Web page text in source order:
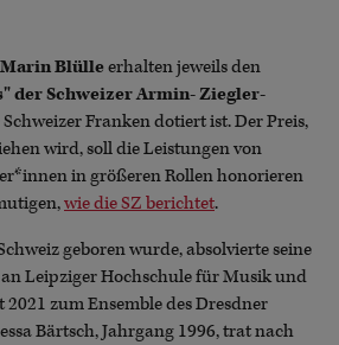
Marin Blülleerhalten jeweils den
der Schweizer Armin- Ziegler-
Franken dotiert ist. Der Preis,
wird, soll die Leistungen von
in größeren Rollen honorieren
wie die SZ berichtet.
geboren wurde, absolvierte seine
Leipziger Hochschule für Musik und
zum Ensemble des Dresdner
Bärtsch, Jahrgang 1996, trat nach